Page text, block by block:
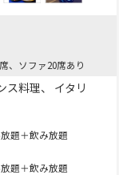
、ソファ20席あり
ス料理
イタリ
題＋飲み放題
題＋飲み放題